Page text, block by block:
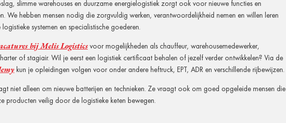
slimme warehouses en duurzame energielogistiek zorgt ook voor nieuwe functies en
We hebben mensen nodig die zorgvuldig werken, verantwoordelijkheid nemen en willen leren
systemen en specialistische goederen.
bij Melis Logisticsvoor mogelijkheden als chauffeur, warehousemedewerker,
of stagiair. Wil je eerst een logistiek certificaat behalen of jezelf verder ontwikkelen? Via de
kun je opleidingen volgen voor onder andere heftruck, EPT, ADR en verschillende rijbewijzen.
niet alleen om nieuwe batterijen en technieken. Ze vraagt ook om goed opgeleide mensen die
producten veilig door de logistieke keten bewegen.